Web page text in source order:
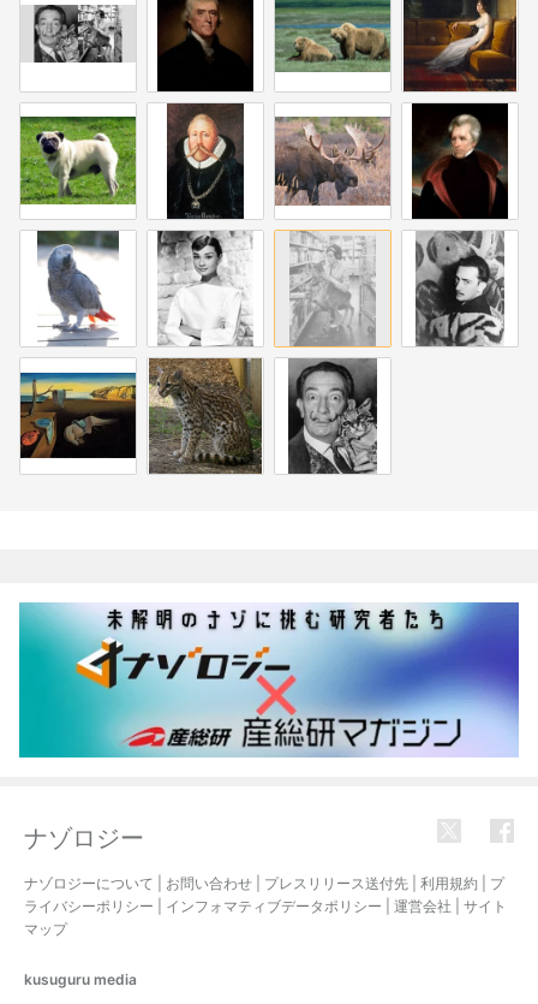
ナゾロジー
ナゾロジーについて お問い合わせ プレスリリース送付先 利用規約
プ
ライバシーポリシー
インフォマティブデータポリシー 運営会社
サイト
マップ
kusuguru media